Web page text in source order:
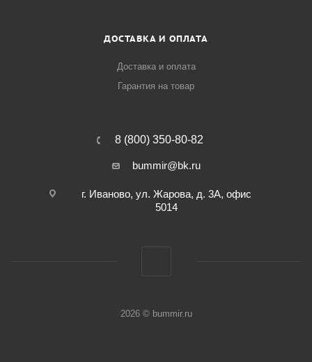
ДОСТАВКА И ОПЛАТА
Доставка и оплата
Гарантия на товар
8 (800) 350-80-82
bummir@bk.ru
г. Иваново, ул. Жарова, д. 3А, офис
5014
2026 © bummir.ru